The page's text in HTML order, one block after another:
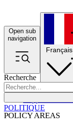
Open sub
navigation
Recherche
POLICY AREAS
Français
POLITIQUE